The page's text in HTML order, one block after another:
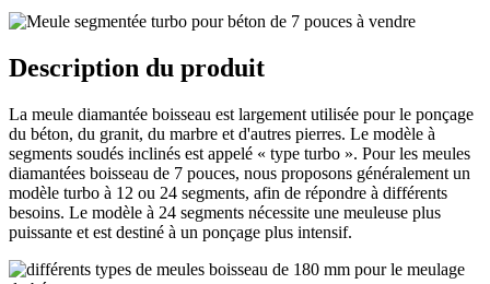
Description du produit
La meule diamantée boisseau est largement utilisée pour le ponçage
du béton, du granit, du marbre et d'autres pierres. Le modèle à
segments soudés inclinés est appelé « type turbo ». Pour les meules
diamantées boisseau de 7 pouces, nous proposons généralement un
modèle turbo à 12 ou 24 segments, afin de répondre à différents
besoins. Le modèle à 24 segments nécessite une meuleuse plus
puissante et est destiné à un ponçage plus intensif.